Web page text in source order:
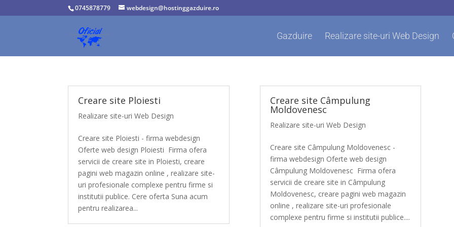
0745878779 webdesign@hostinggazduire.ro
Gazduire Realizare site-uri Web Design
Creare site Ploiesti
Realizare site-uri Web Design
Creare site Ploiesti - firma webdesign
Oferte web design Ploiesti Firma ofera
servicii de creare site in Ploiesti, creare
pagini web magazin online , realizare site-
uri profesionale complexe pentru firme si
institutii publice. Cere oferta Suna acum
pentru realizarea...
Creare site Câmpulung
Moldovenesc
Realizare site-uri Web Design
Creare site Câmpulung Moldovenesc -
firma webdesign Oferte web design
Câmpulung Moldovenesc Firma ofera
servicii de creare site in Câmpulung
Moldovenesc, creare pagini web magazin
online , realizare site-uri profesionale
complexe pentru firme si institutii publice....